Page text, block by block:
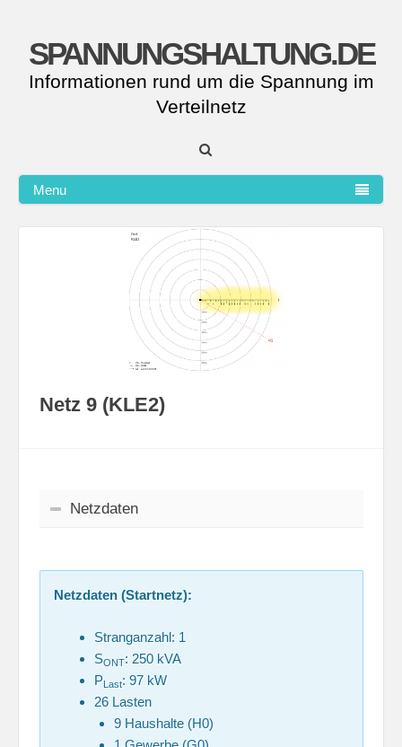
SPANNUNGSHALTUNG.DE
Informationen rund um die Spannung im
Verteilnetz
Menu
Netz 9 (KLE2)
Netzdaten
Netzdaten (Startnetz):
Stranganzahl: 1
SONT: 250 kVA
PLast: 97 kW
26 Lasten
9 Haushalte (H0)